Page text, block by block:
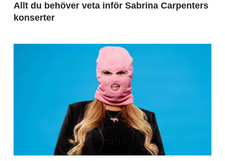
Allt du behöver veta inför Sabrina Carpenters
konserter